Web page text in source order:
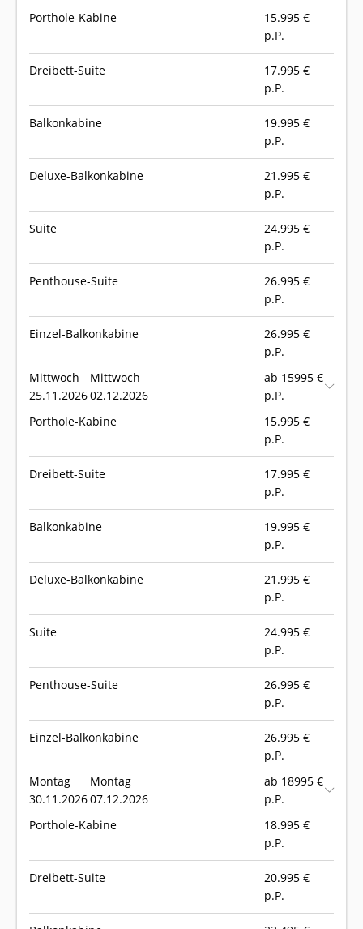
Porthole-Kabine
15.995 €
p.P.
Dreibett-Suite 17.995 €
p.P.
Balkonkabine 19.995 €
p.P.
Deluxe-Balkonkabine 21.995 €
p.P.
Suite 24.995 €
p.P.
Penthouse-Suite 26.995 €
p.P.
Einzel-Balkonkabine 26.995 €
p.P.
Mittwoch
25.11.2026
Mittwoch
02.12.2026
ab 15995 €
p.P.
Porthole-Kabine
15.995 €
p.P.
Dreibett-Suite 17.995 €
p.P.
Balkonkabine 19.995 €
p.P.
Deluxe-Balkonkabine 21.995 €
p.P.
Suite 24.995 €
p.P.
Penthouse-Suite 26.995 €
p.P.
Einzel-Balkonkabine 26.995 €
p.P.
Montag
30.11.2026
Montag
07.12.2026
ab 18995 €
p.P.
Porthole-Kabine
18.995 €
p.P.
Dreibett-Suite 20.995 €
p.P.